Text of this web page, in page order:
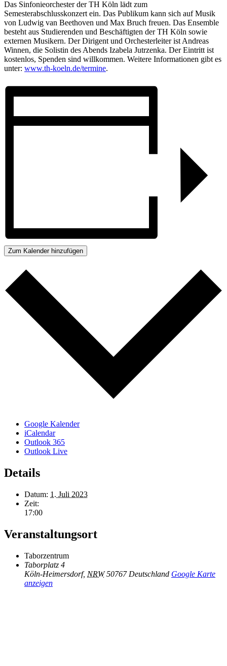
Das Sinfonieorchester der TH Köln lädt zum
Semesterabschlusskonzert ein. Das Publikum kann sich auf Musik
von Ludwig van Beethoven und Max Bruch freuen. Das Ensemble
besteht aus Studierenden und Beschäftigten der TH Köln sowie
externen Musikern. Der Dirigent und Orchesterleiter ist Andreas
Winnen, die Solistin des Abends Izabela Jutrzenka. Der Eintritt ist
kostenlos, Spenden sind willkommen. Weitere Informationen gibt es
unter: www.th-koeln.de/termine.
Zum Kalender hinzufügen
Google Kalender
iCalendar
Outlook 365
Outlook Live
Details
Datum: 1. Juli 2023
Zeit:
17:00
Veranstaltungsort
Taborzentrum
Taborplatz 4
Köln-Heimersdorf, NRW 50767 Deutschland Google Karte
anzeigen